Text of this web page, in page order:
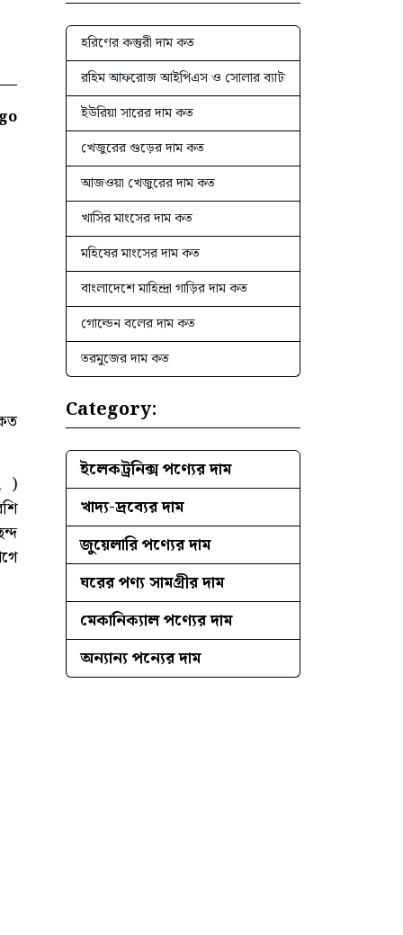
)
হরিণের কস্তুরী দাম কত
রহিম আফরোজ আইপিএস ও সোলার ব্যাটারি এর দাম কত
ইউরিয়া সারের দাম কত
খেজুরের গুড়ের দাম কত
আজওয়া খেজুরের দাম কত
খাসির মাংসের দাম কত
মহিষের মাংসের দাম কত
বাংলাদেশে মাহিন্দ্রা গাড়ির দাম কত
গোল্ডেন বলের দাম কত
তরমুজের দাম কত
Category:
ইলেকট্রনিক্স পণ্যের দাম
খাদ্য-দ্রব্যের দাম
জুয়েলারি পণ্যের দাম
ঘরের পণ্য সামগ্রীর দাম
মেকানিক্যাল পণ্যের দাম
অন্যান্য পন্যের দাম